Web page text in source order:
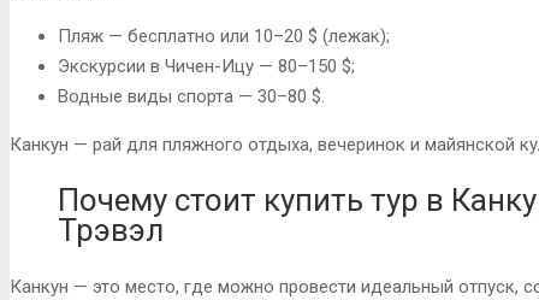
Пляж — бесплатно или 10–20 $ (лежак);
Экскурсии в Чичен-Ицу — 80–150 $;
Водные виды спорта — 30–80 $.
Канкун — рай для пляжного отдыха, вечеринок и майянской
Почему стоит купить тур в
Трэвэл
Канкун — это место, где можно провести идеальный отпуск,